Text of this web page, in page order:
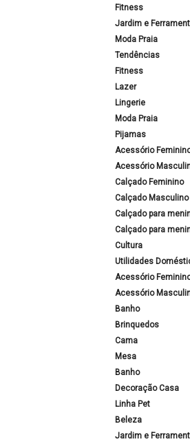
Fitness
Jardim e
Moda Praia
Tendências
Fitness
Lazer
Lingerie
Moda Praia
Pijamas
Acessório
Acessório
Calçado Feminino
Calçado Masculino
Calçado para
Calçado para
Cultura
Utilidades
Acessório
Acessório
Banho
Brinquedos
Cama
Mesa
Banho
Decoração Casa
Linha Pet
Beleza
Jardim e